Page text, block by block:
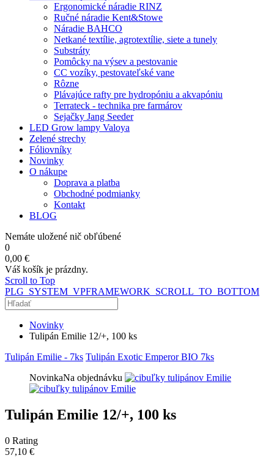
Ergonomické náradie RINZ
Ručné náradie Kent&Stowe
Náradie BAHCO
Netkané textílie, agrotextílie, siete a tunely
Substráty
Pomôcky na výsev a pestovanie
CC vozíky, pestovateľské vane
Rôzne
Plávajúce rafty pre hydropóniu a akvapóniu
Terrateck - technika pre farmárov
Sejačky Jang Seeder
LED Grow lampy Valoya
Zelené strechy
Fóliovníky
Novinky
O nákupe
Doprava a platba
Obchodné podmianky
Kontakt
BLOG
Nemáte uložené nič obľúbené
0
0,00 €
Váš košík je prázdny.
Scroll to Top
PLG_SYSTEM_VPFRAMEWORK_SCROLL_TO_BOTTOM
Novinky
Tulipán Emilie 12/+, 100 ks
Tulipán Emilie - 7ks Tulipán Exotic Emperor BIO 7ks
NovinkaNa objednávku
Tulipán Emilie 12/+, 100 ks
0 Rating
57,10 €